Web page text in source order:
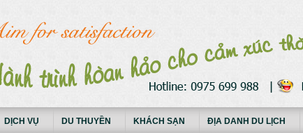
DỊCH VỤ DU THUYỀN KHÁCH SẠN ĐỊA DANH DU LỊCH